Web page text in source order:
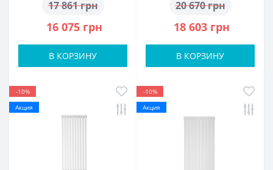
17 861 грн
16 075 грн
В КОРЗИНУ
20 670 грн
18 603 грн
В КОРЗИНУ
-10%
Акция
-10%
Акция